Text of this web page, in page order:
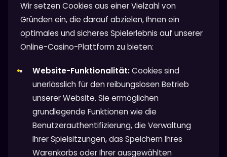
Wir setzen Cookies aus einer Vielzahl von
Gründen ein, die darauf abzielen, Ihnen ein
optimales und sicheres Spielerlebnis auf unserer
Online-Casino-Plattform zu bieten:
Website-Funktionalität:Cookies sind
unerlässlich für den reibungslosen Betrieb
unserer Website. Sie ermöglichen
grundlegende Funktionen wie die
Benutzerauthentifizierung, die Verwaltung
Ihrer Spielsitzungen, das Speichern Ihres
Warenkorbs oder Ihrer ausgewählten